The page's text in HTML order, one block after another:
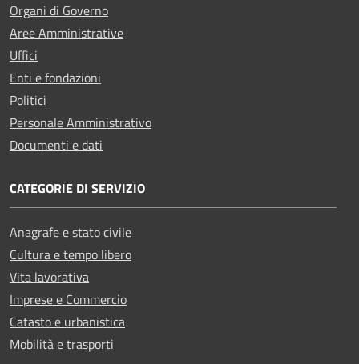
Organi di Governo
Aree Amministrative
Uffici
Enti e fondazioni
Politici
Personale Amministrativo
Documenti e dati
CATEGORIE DI SERVIZIO
Anagrafe e stato civile
Cultura e tempo libero
Vita lavorativa
Imprese e Commercio
Catasto e urbanistica
Mobilità e trasporti